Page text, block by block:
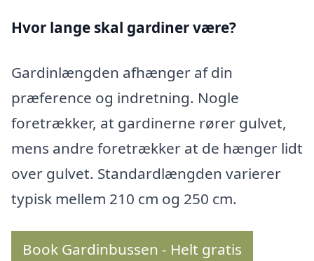
Hvor lange skal gardiner være?
Gardinlængden afhænger af din
præference og indretning. Nogle
foretrækker, at gardinerne rører gulvet,
mens andre foretrækker at de hænger lidt
over gulvet. Standardlængden varierer
typisk mellem 210 cm og 250 cm.
Book Gardinbussen - Helt gratis